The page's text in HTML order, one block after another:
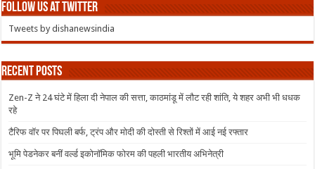
Follow us at Twitter
Tweets by dishanewsindia
Recent Posts
Zen-Z ने 24 घंटे में हिला दी नेपाल की सत्ता, काठमांडू में लौट रही शांति, ये शहर अभी भी धधक
रहे
टैरिफ वॉर पर पिघली बर्फ, ट्रंप और मोदी की दोस्ती से रिश्तों में आई नई रफ्तार
भूमि पेडनेकर बनीं वर्ल्ड इकोनॉमिक फोरम की पहली भारतीय अभिनेत्री